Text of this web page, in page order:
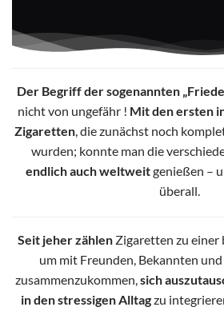
Der Begriff der sogenannten
nicht von ungefähr ! Mit den ersten
Zigaretten, die zunächst noch
wurden; konnte man die
endlich auch weltweitgenießen –
überall.
Seit jeher zählenZigaretten zu einer
um mit Freunden, Bekannten
zusammenzukommen,sich
in den stressigen Alltagzu